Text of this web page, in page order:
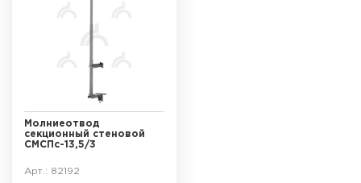
Молниеотвод
секционный стеновой
СМСПс-13,5/3
Арт.: 82192